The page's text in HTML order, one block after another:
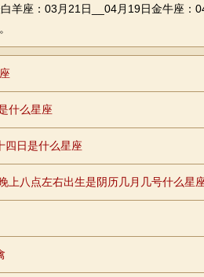
羊座：03月21日__04月19日金牛座：
什么星座
四日是什么星座
上八点左右出生是阴历几月几号什么星